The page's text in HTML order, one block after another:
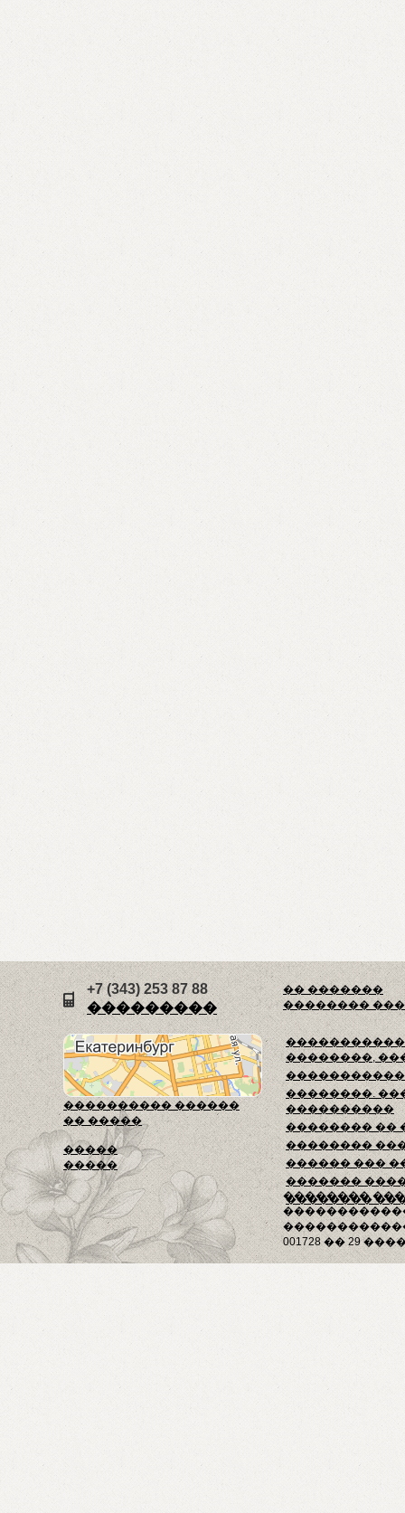
�� �������
��������
��������,
��������.
����������
�������� ��
��������
������ ���
�������
��������
���������� ������
�� �����
�����
�����
��������
001728 �� 29
+7 (343) 253 87 88
���������